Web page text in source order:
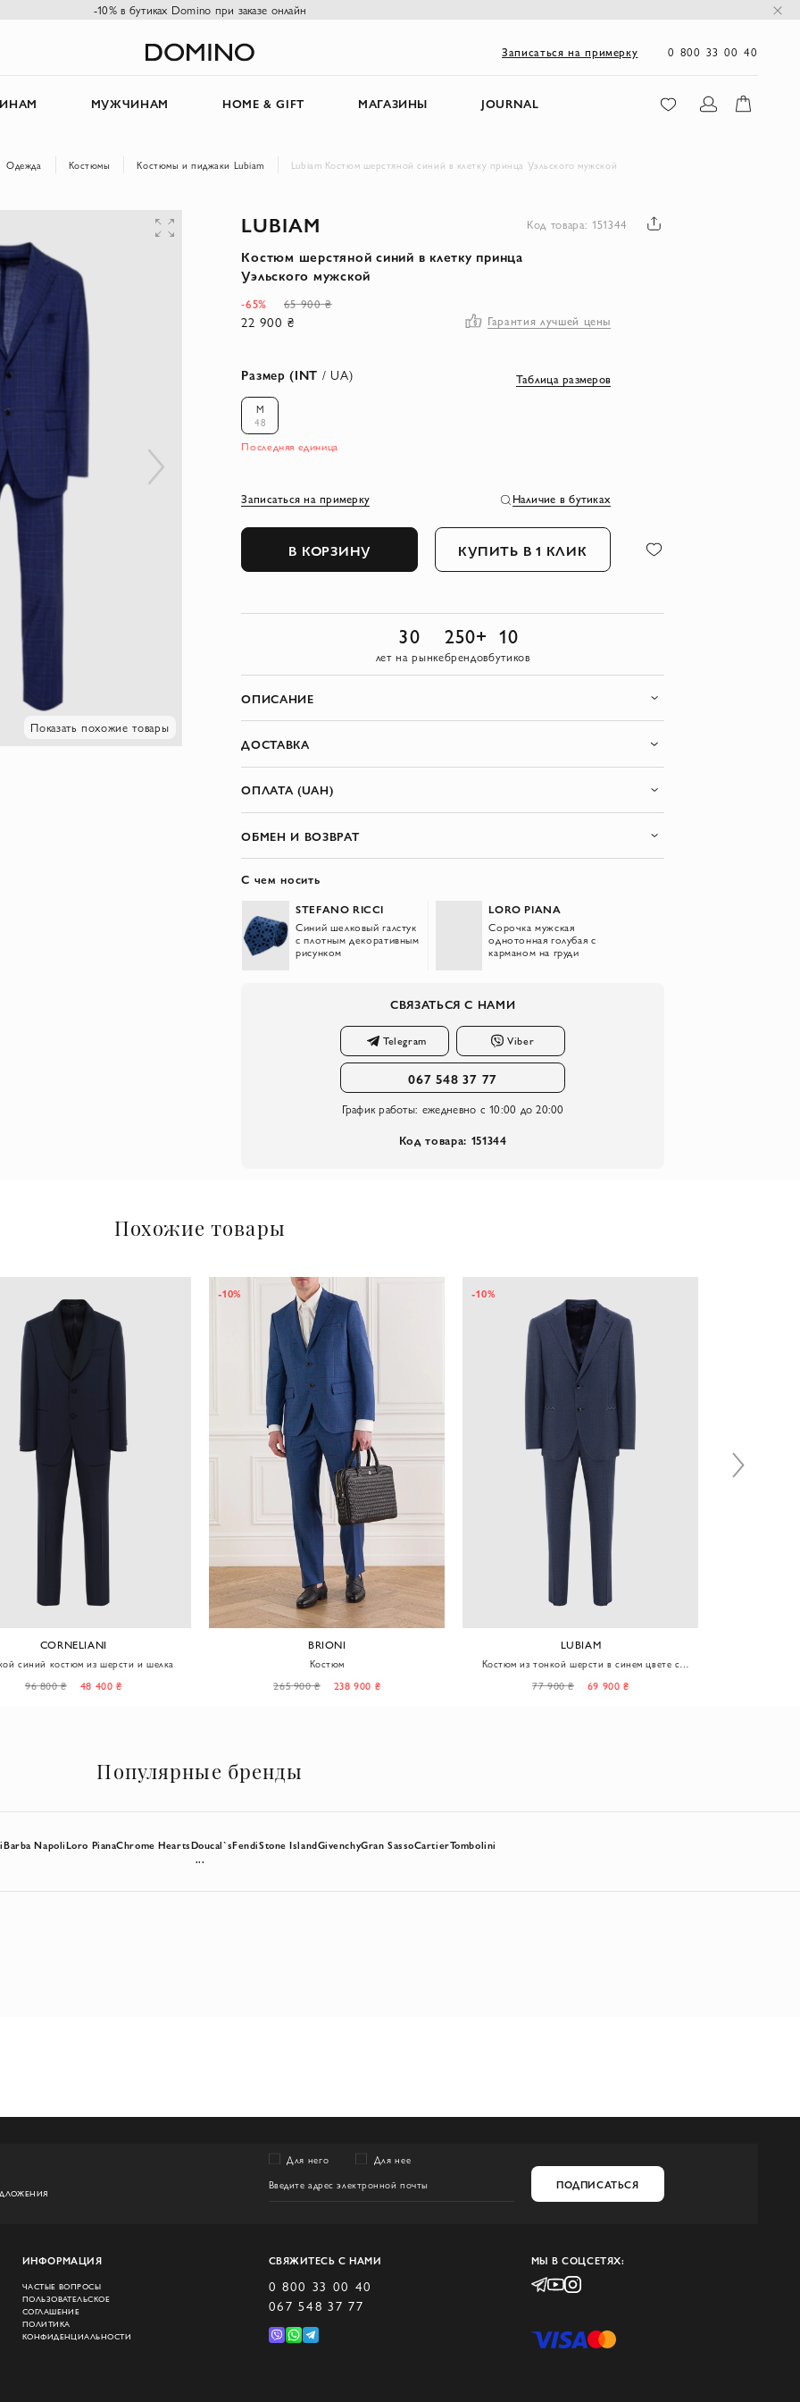
-10% в бутиках Domino при заказе онлайн
Записаться на примерку 0 800 33 00 40
МУЖЧИНАМ HOME & GIFT МАГАЗИНЫ JOURNAL
Одежда Костюмы Костюмы и пиджаки Lubiam Lubiam Костюм шерстяной синий в клетку принца Уэльского мужской
Показать похожие товары
LUBIAM Код товара: 151344
Костюм шерстяной синий в клетку принца
Уэльского мужской
-65% 65 900 ₴
22 900 ₴ Гарантия лучшей цены
Размер (INT / UA)
M
48
Последняя единица
Таблица размеров
Записаться на примерку Наличие в бутиках
В КОРЗИНУ КУПИТЬ В 1 КЛИК
30
лет на рынке
250+
брендов
10
бутиков
ОПИСАНИЕ
ДОСТАВКА
ОПЛАТА (UAH)
ОБМЕН И ВОЗВРАТ
С чем носить
STEFANO RICCI
Синий шелковый галстук
с плотным декоративным
рисунком
LORO PIANA
Сорочка мужская
однотонная голубая с
карманом на груди
СВЯЗАТЬСЯ С НАМИ
Telegram Viber
067 548 37 77
График работы: ежедневно с 10:00 до 20:00
Код товара: 151344
Похожие товары
CORNELIANI
синий костюм из шерсти и шелка
96 800 ₴ 48 400 ₴
BRIONI
Костюм
-10%
265 900 ₴ 238 900 ₴
LUBIAM
Костюм из тонкой шерсти в синем цвете с
-10%
77 900 ₴ 69 900 ₴
Популярные бренды
Barba NapoliLoro PianaChrome HeartsDoucal`sFendiStone IslandGivenchyGran SassoCartierTombolini
...
Для него
Для нее
ПОДПИСАТЬСЯ
ИНФОРМАЦИЯ
ЧАСТЫЕ ВОПРОСЫ
ПОЛЬЗОВАТЕЛЬСКОЕ
СОГЛАШЕНИЕ
ПОЛИТИКА
КОНФИДЕНЦИАЛЬНОСТИ
СВЯЖИТЕСЬ С НАМИ
0 800 33 00 40
067 548 37 77
МЫ В СОЦСЕТЯХ: